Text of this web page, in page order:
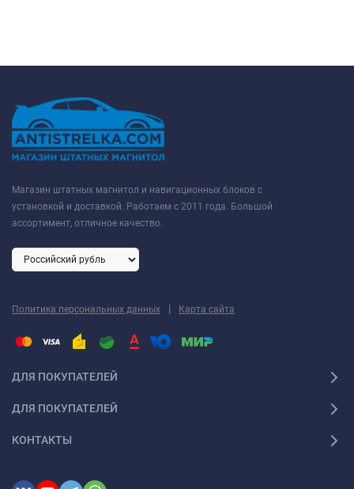
Магазин штатных магнитол и навигационных блоков с
установкой и доставкой. Работаем с 2011 года. Большой
ассортимент, отличное качество.
Политика персональных данных | Карта сайта
ДЛЯ ПОКУПАТЕЛЕЙ
ДЛЯ ПОКУПАТЕЛЕЙ
КОНТАКТЫ